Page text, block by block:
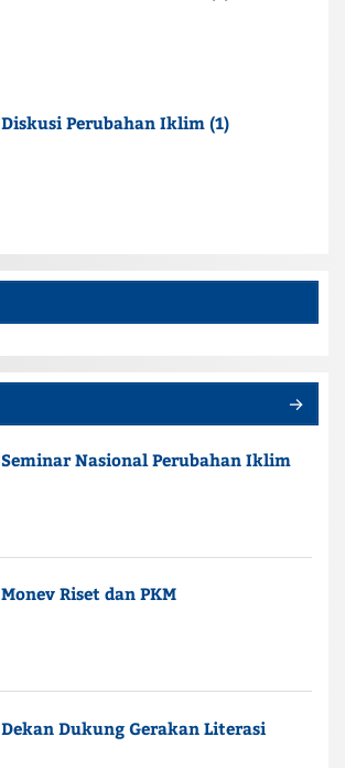
Diskusi Perubahan Iklim (1)
Seminar Nasional Perubahan Iklim
Monev Riset dan PKM
Dekan Dukung Gerakan Literasi